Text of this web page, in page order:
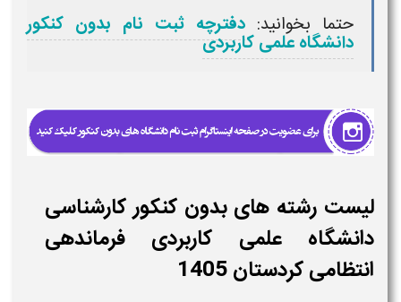
حتما بخوانید: دفترچه ثبت نام بدون کنکور
دانشگاه علمی کاربردی
لیست رشته های بدون کنکور کارشناسی
دانشگاه علمی کاربردی فرماندهی
انتظامی کردستان 1405